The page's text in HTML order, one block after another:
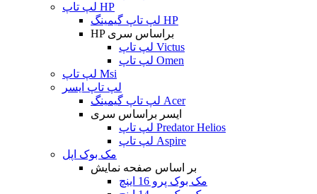
لپ تاپ HP
لپ تاپ گیمینگ HP
HP براساس سری
لپ تاپ Victus
لپ تاپ Omen
لپ تاپ Msi
لپ تاپ ایسر
لپ تاپ گیمینگ Acer
ایسر براساس سری
لپ تاپ Predator Helios
لپ تاپ Aspire
مک بوک اپل
بر اساس صفحه نمایش
مک بوک پرو 16 اینچ